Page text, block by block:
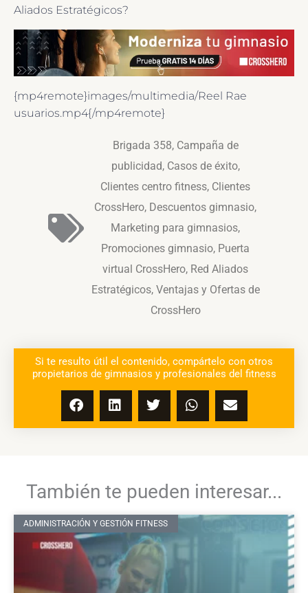
Aliados Estratégicos?
{mp4remote}images/multimedia/Reel Rae
usuarios.mp4{/mp4remote}
Brigada 358, Campaña de
publicidad, Casos de éxito,
Clientes centro fitness, Clientes
CrossHero, Descuentos gimnasio,
Marketing para gimnasios,
Promociones gimnasio, Puerta
virtual CrossHero, Red Aliados
Estratégicos, Ventajas y Ofertas de
CrossHero
Si te resulto útil el contenido, compártelo con otros
propietarios de gimnasios y profesionales del fitness
También te pueden interesar...
ADMINISTRACIÓN Y GESTIÓN FITNESS